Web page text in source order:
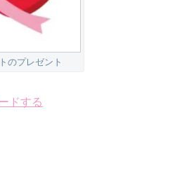
のプレゼント
ドする